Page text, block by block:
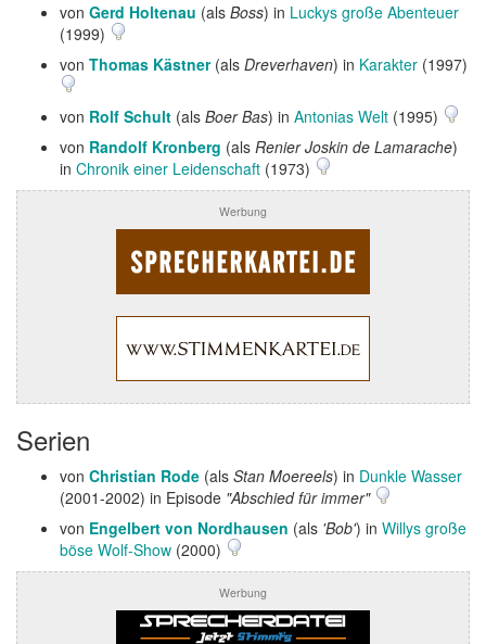
von Gerd Holtenau (als Boss) in Luckys große Abenteuer
(1999)
von Thomas Kästner(als Dreverhaven) in Karakter (1997)
von Rolf Schult (als Boer Bas) in Antonias Welt (1995)
von Randolf Kronberg (als Renier Joskin de Lamarache)
in Chronik einer Leidenschaft (1973)
Werbung
Serien
von Christian Rode (als Stan Moereels) in Dunkle Wasser
(2001-2002) in Episode "Abschied für immer"
von Engelbert von Nordhausen (als 'Bob') in Willys große
böse Wolf-Show (2000)
Werbung